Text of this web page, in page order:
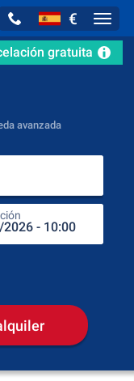
€
gratuita
avanzada